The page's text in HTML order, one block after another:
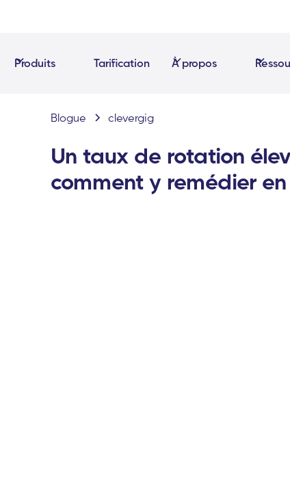
Produits Tarification À propos
Blogue clevergig
Un taux de rotation
comment y remédier